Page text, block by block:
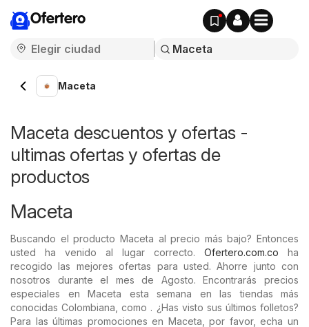
Ofertero
Maceta
Maceta descuentos y ofertas -
ultimas ofertas y ofertas de
productos
Maceta
Buscando el producto Maceta al precio más bajo? Entonces
usted ha venido al lugar correcto. Ofertero.com.co ha
recogido las mejores ofertas para usted. Ahorre junto con
nosotros durante el mes de Agosto. Encontrarás precios
especiales en Maceta esta semana en las tiendas más
conocidas Colombiana, como . ¿Has visto sus últimos folletos?
Para las últimas promociones en Maceta, por favor, echa un